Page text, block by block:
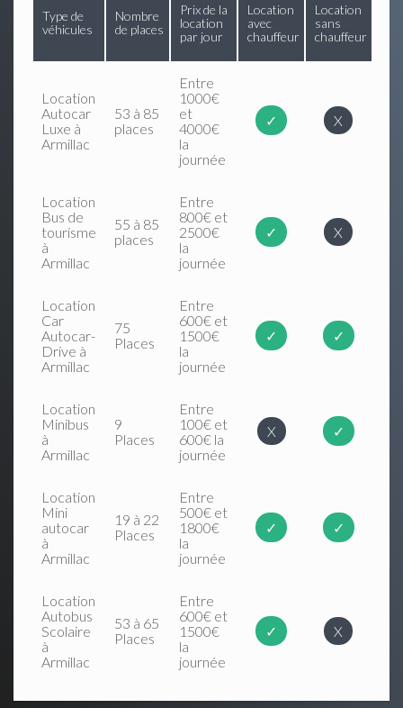
Type de
véhicules
Nombre
de places
Prix de la
location
par jour
Location
avec
chauffeur
Location
sans
chauffeur
Location
Autocar
Luxe à
Armillac
53 à 85
places
Entre
1000€
et
4000€
la
journée
✓ X
Location
Bus de
tourisme
à
Armillac
55 à 85
places
Entre
800€ et
2500€
la
journée
✓ X
Location
Car
Autocar-
Drive à
Armillac
75
Places
Entre
600€ et
1500€
la
journée
✓ ✓
Location
Minibus
à
Armillac
9
Places
Entre
100€ et
600€ la
journée
X ✓
Location
Mini
autocar
à
Armillac
19 à 22
Places
Entre
500€ et
1800€
la
journée
✓ ✓
Location
Autobus
Scolaire
à
Armillac
53 à 65
Places
Entre
600€ et
1500€
la
journée
✓ X